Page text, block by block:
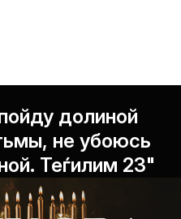
долиной
не убоюсь
Теѓилим 23"